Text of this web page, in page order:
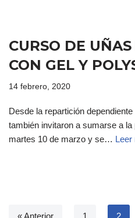
CURSO DE
CON GEL Y
14 febrero, 2020
Desde la repartición
también invitaron a sumarse a
martes 10 de marzo y se… Leer